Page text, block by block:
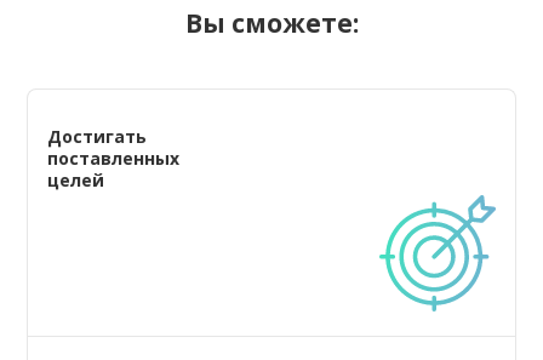
Вы сможете:
Достигать
поставленных
целей